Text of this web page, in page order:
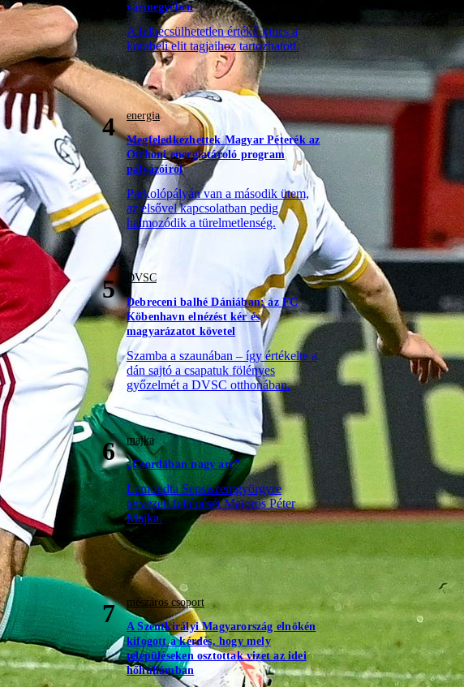
vármegyében
A felbecsülhetetlen értékű kincs a
korabeli elit tagjaihoz tartozhatott.
4
energia
Megfeledkezhettek Magyar Péterék az
Otthoni energiatároló program
pályázóiról
Parkolópályán van a második ütem,
az elsővel kapcsolatban pedig
halmozódik a türelmetlenség.
5
DVSC
Debreceni balhé Dániában: az FC
Köbenhavn elnézést kér és
magyarázatot követel
Szamba a szaunában – így értékelte a
dán sajtó a csapatuk fölényes
győzelmét a DVSC otthonában.
6
majka
„Csordában nagy arc”
Lemondta Sepsiszentgyörgyre
tervezett fellépését Majoros Péter
Majka.
7
mészáros csoport
A Szentkirályi Magyarország elnökén
kifogott a kérdés, hogy mely
településeken osztottak vizet az idei
hőhullámban